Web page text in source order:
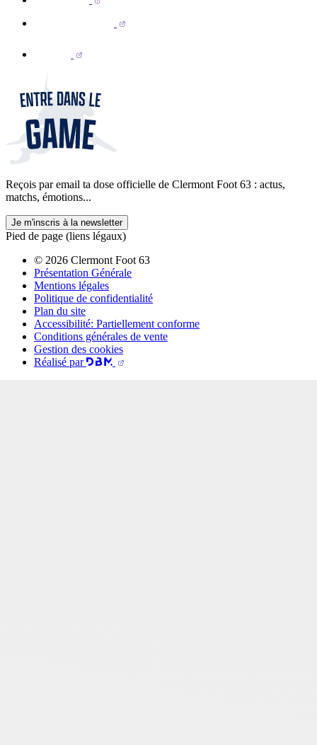
Reçois par email ta dose officielle de Clermont Foot 63 : actus,
matchs, émotions...
Je m'inscris à la newsletter
Pied de page (liens légaux)
© 2026 Clermont Foot 63
Présentation Générale
Mentions légales
Politique de confidentialité
Plan du site
Accessibilité: Partiellement conforme
Conditions générales de vente
Gestion des cookies
Réalisé par